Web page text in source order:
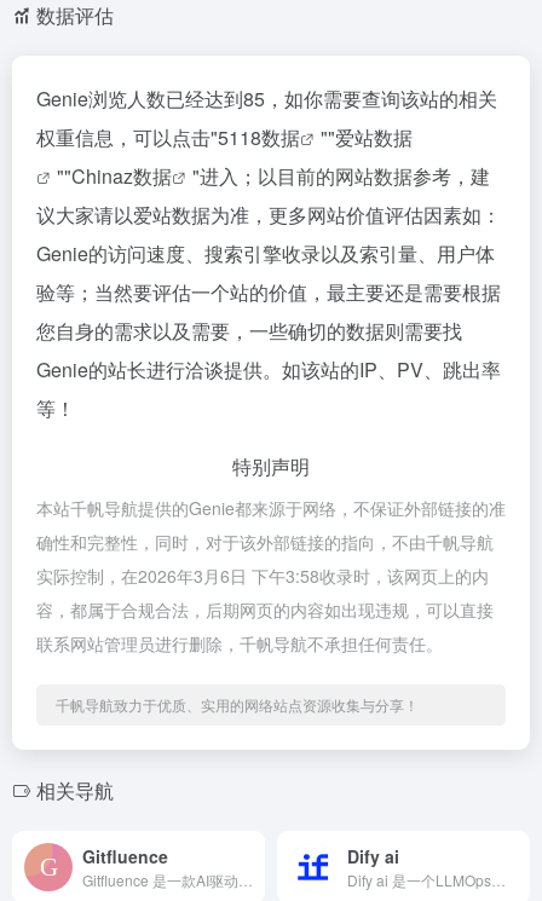
数据评估
Genie浏览人数已经达到85，如你需要查询该站的相关
权重信息，可以点击"5118数据 ""爱站数据
""Chinaz数据
"进入；以目前的网站数据参考，建
议大家请以爱站数据为准，更多网站价值评估因素如：
Genie的访问速度、搜索引擎收录以及索引量、用户体
验等；当然要评估一个站的价值，最主要还是需要根据
您自身的需求以及需要，一些确切的数据则需要找
Genie的站长进行洽谈提供。如该站的IP、PV、跳出率
等！
特别声明
本站千帆导航提供的Genie都来源于网络，不保证外部链接的准
确性和完整性，同时，对于该外部链接的指向，不由千帆导航
实际控制，在2026年3月6日 下午3:58收录时，该网页上的内
容，都属于合规合法，后期网页的内容如出现违规，可以直接
联系网站管理员进行删除，千帆导航不承担任何责任。
千帆导航致力于优质、实用的网络站点资源收集与分享！
相关导航
Gitfluence Dify ai